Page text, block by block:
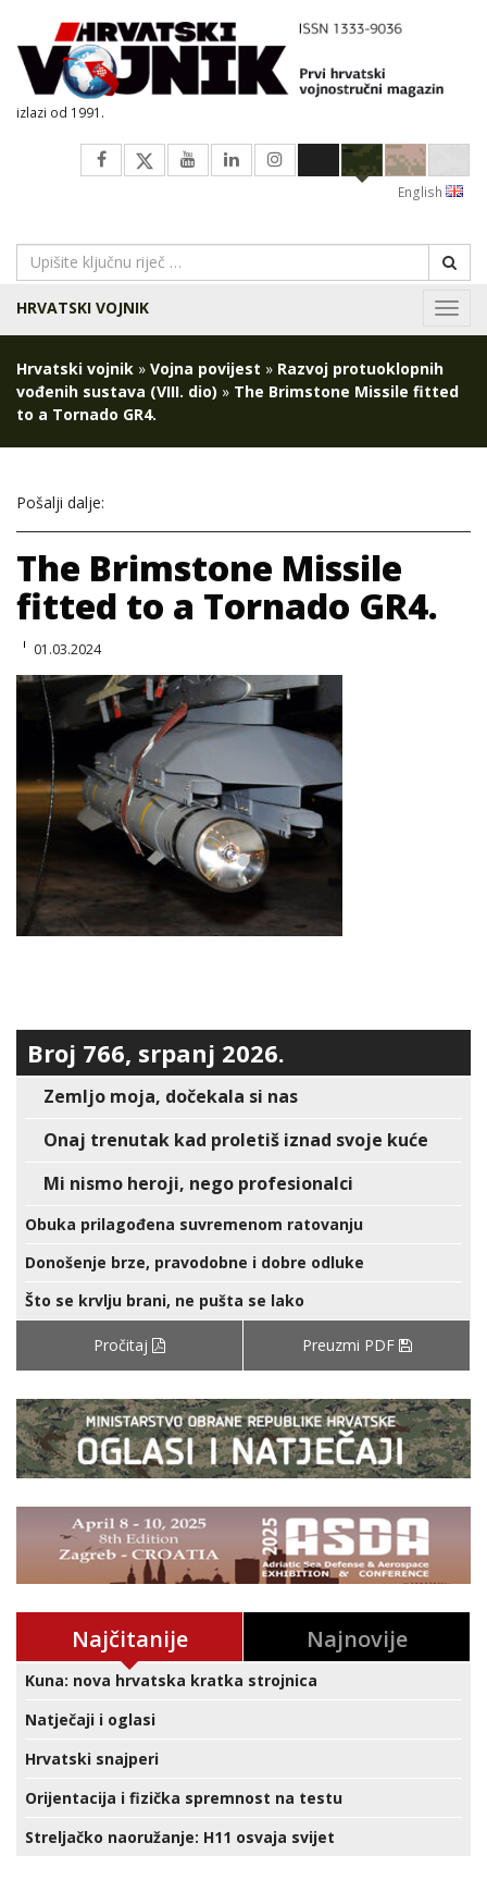
izlazi od 1991.
English
HRVATSKI VOJNIK
Hrvatski vojnik » Vojna povijest » Razvoj protuoklopnih
vođenih sustava (VIII. dio) » The Brimstone Missile fitted
to a Tornado GR4.
Pošalji dalje:
The Brimstone Missile
fitted to a Tornado GR4.
01.03.2024
Broj 766, srpanj 2026.
Zemljo moja, dočekala si nas
Onaj trenutak kad proletiš iznad svoje kuće
Mi nismo heroji, nego profesionalci
Obuka prilagođena suvremenom ratovanju
Donošenje brze, pravodobne i dobre odluke
Što se krvlju brani, ne pušta se lako
Pročitaj Preuzmi PDF
Najčitanije Najnovije
Kuna: nova hrvatska kratka strojnica
Natječaji i oglasi
Hrvatski snajperi
Orijentacija i fizička spremnost na testu
Streljačko naoružanje: H11 osvaja svijet